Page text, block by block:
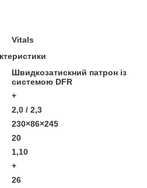
Vitals
Швидкозатискний патрон із
системою DFR
+
2,0 / 2,3
230×86×245
20
1,10
+
26